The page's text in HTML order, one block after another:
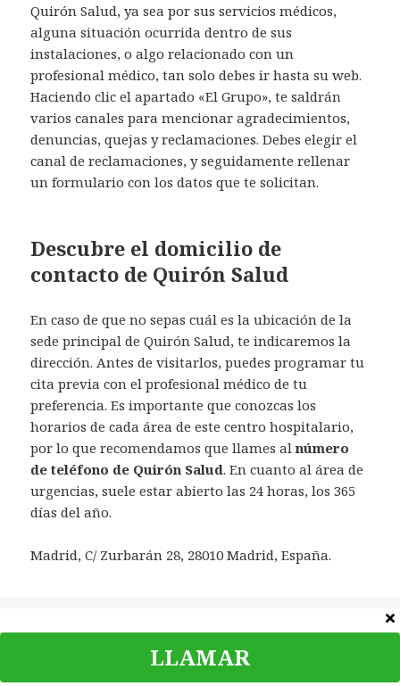
Quirón Salud, ya sea por sus servicios médicos,
alguna situación ocurrida dentro de sus
instalaciones, o algo relacionado con un
profesional médico, tan solo debes ir hasta su web.
Haciendo clic el apartado «El Grupo», te saldrán
varios canales para mencionar agradecimientos,
denuncias, quejas y reclamaciones. Debes elegir el
canal de reclamaciones, y seguidamente rellenar
un formulario con los datos que te solicitan.
Descubre el domicilio de
contacto de Quirón Salud
En caso de que no sepas cuál es la ubicación de la
sede principal de Quirón Salud, te indicaremos la
dirección. Antes de visitarlos, puedes programar tu
cita previa con el profesional médico de tu
preferencia. Es importante que conozcas los
horarios de cada área de este centro hospitalario,
por lo que recomendamos que llames alnúmero
de teléfono de Quirón Salud. En cuanto al área de
urgencias, suele estar abierto las 24 horas, los 365
días del año.
Madrid, C/ Zurbarán 28, 28010 Madrid, España.
Política de privacidad
LLAMAR